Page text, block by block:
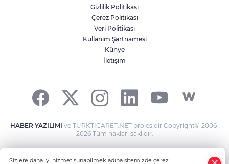
Gizlilik Politikası
Çerez Politikası
Veri Politikası
Kullanım Şartnamesi
Künye
İletişim
HABER YAZILIMI ve TURKTICARET.NET projesidir Copyright© 2006-
2026 Tüm hakları saklıdır.
Sizlere daha iyi hizmet sunabilmek adına sitemizde çerez